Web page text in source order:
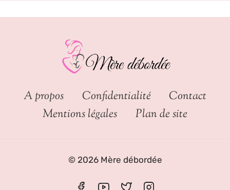
A propos Confidentialité
Contact
Mentions légales
Plan de site
© 2026 Mère débordée